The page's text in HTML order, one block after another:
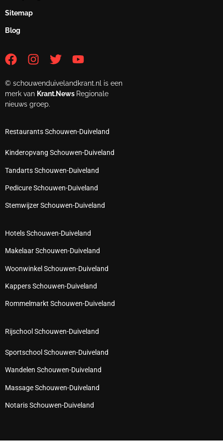
Sitemap
Blog
© schouwenduivelandkrant.nl is een
merk van Krant.News Regionale
nieuws groep.
Restaurants Schouwen-Duiveland
Kinderopvang Schouwen-Duiveland
Tandarts Schouwen-Duiveland
Pedicure Schouwen-Duiveland
Stemwijzer Schouwen-Duiveland
Hotels Schouwen-Duiveland
Makelaar Schouwen-Duiveland
Woonwinkel Schouwen-Duiveland
Kappers Schouwen-Duiveland
Rommelmarkt Schouwen-Duiveland
Rijschool Schouwen-Duiveland
Sportschool Schouwen-Duiveland
Wandelen Schouwen-Duiveland
Massage Schouwen-Duiveland
Notaris Schouwen-Duiveland